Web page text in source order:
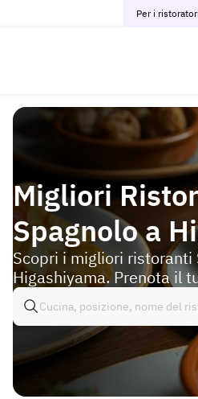
Per i ristoratori
Migliori
Spagnolo a
Scopri i migliori ristoranti
Higashiyama. Prenota il